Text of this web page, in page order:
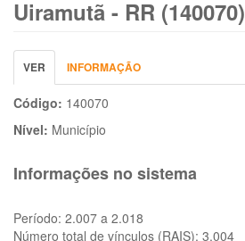
Uiramutã - RR (140070)
Abas
primárias
VER (ABA
ATIVA)
INFORMAÇÃO
Código: 140070
Nível: Município
Informações no sistema
Período: 2.007 a 2.018
Número total de vínculos (RAIS): 3.004